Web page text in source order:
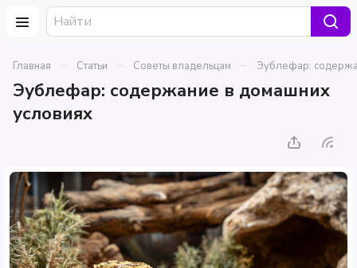
Главная – Статьи – Советы владельцам – Эублефар:
Эублефар: содержание в домашних
условиях